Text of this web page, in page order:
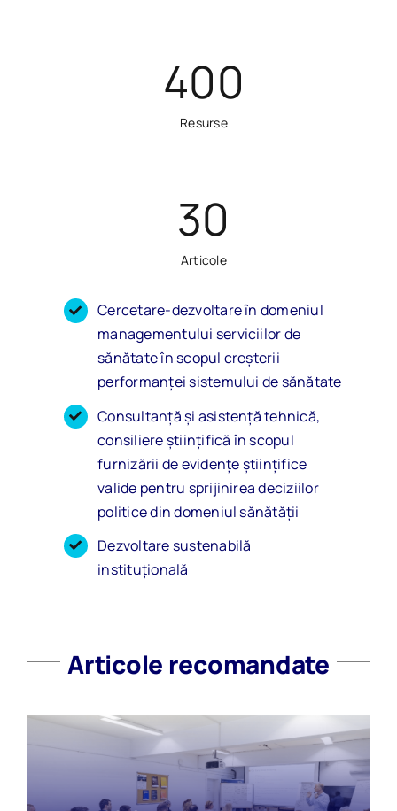
400
Resurse
30
Articole
Cercetare-dezvoltare în domeniul
managementului serviciilor de
sănătate în scopul creşterii
performanţei sistemului de sănătate
Consultanță și asistență tehnică,
consiliere științifică în scopul
furnizării de evidențe științifice
valide pentru sprijinirea deciziilor
politice din domeniul sănătății
Dezvoltare sustenabilă
instituțională
Articole recomandate